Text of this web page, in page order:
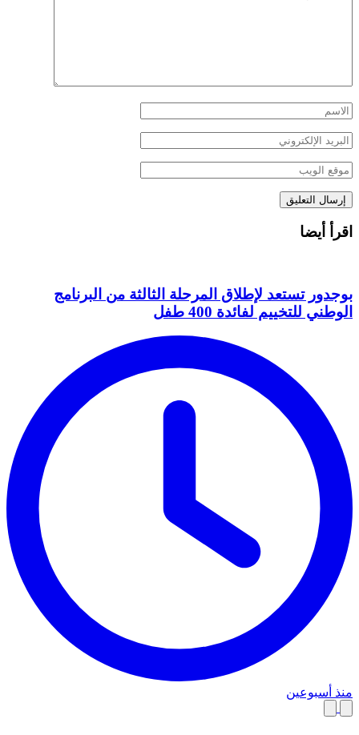
اقرأ أيضا
بوجدور تستعد لإطلاق المرحلة الثالثة من البرنامج
الوطني للتخييم لفائدة 400 طفل
منذ أسبوعين